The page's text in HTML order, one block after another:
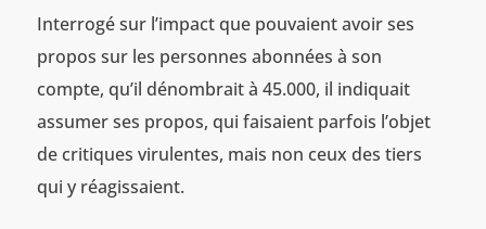
Interrogé sur l’impact que pouvaient avoir ses
propos sur les personnes abonnées à son
compte, qu’il dénombrait à 45.000, il indiquait
assumer ses propos, qui faisaient parfois l’objet
de critiques virulentes, mais non ceux des tiers
qui y réagissaient.